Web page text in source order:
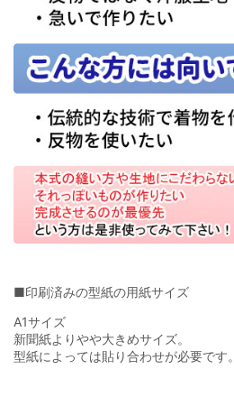
■印刷済みの型紙の用紙サイズ
A1サイズ
新聞紙よりやや大きめサイズ。
型紙によっては貼り合わせが必要です。